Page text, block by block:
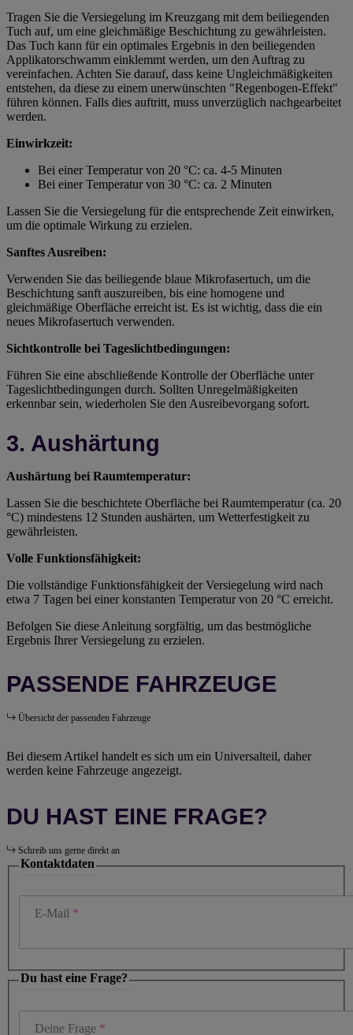
Tragen Sie die Versiegelung im Kreuzgang mit dem beiliegenden
Tuch auf, um eine gleichmäßige Beschichtung zu gewährleisten.
Das Tuch kann für ein optimales Ergebnis in den beiliegenden
Applikatorschwamm einklemmt werden, um den Auftrag zu
vereinfachen. Achten Sie darauf, dass keine Ungleichmäßigkeiten
entstehen, da diese zu einem unerwünschten "Regenbogen-Effekt"
führen können. Falls dies auftritt, muss unverzüglich nachgearbeitet
werden.
Einwirkzeit:
Bei einer Temperatur von 20 °C: ca. 4-5 Minuten
Bei einer Temperatur von 30 °C: ca. 2 Minuten
Lassen Sie die Versiegelung für die entsprechende Zeit einwirken,
um die optimale Wirkung zu erzielen.
Sanftes Ausreiben:
Verwenden Sie das beiliegende blaue Mikrofasertuch, um die
Beschichtung sanft auszureiben, bis eine homogene und
gleichmäßige Oberfläche erreicht ist. Es ist wichtig, dass die ein
neues Mikrofasertuch verwenden.
Sichtkontrolle bei Tageslichtbedingungen:
Führen Sie eine abschließende Kontrolle der Oberfläche unter
Tageslichtbedingungen durch. Sollten Unregelmäßigkeiten
erkennbar sein, wiederholen Sie den Ausreibevorgang sofort.
3. Aushärtung
Aushärtung bei Raumtemperatur:
Lassen Sie die beschichtete Oberfläche bei Raumtemperatur (ca. 20
°C) mindestens 12 Stunden aushärten, um Wetterfestigkeit zu
gewährleisten.
Volle Funktionsfähigkeit:
Die vollständige Funktionsfähigkeit der Versiegelung wird nach
etwa 7 Tagen bei einer konstanten Temperatur von 20 °C erreicht.
Befolgen Sie diese Anleitung sorgfältig, um das bestmögliche
Ergebnis Ihrer Versiegelung zu erzielen.
PASSENDE FAHRZEUGE
Übersicht der passenden Fahrzeuge
Bei diesem Artikel handelt es sich um ein Universalteil, daher
werden keine Fahrzeuge angezeigt.
DU HAST EINE FRAGE?
Schreib uns gerne direkt an
Kontaktdaten
E-Mail
Du hast eine Frage?
Deine Frage